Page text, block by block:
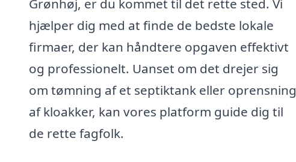
Grønhøj, er du kommet til det rette sted. Vi
hjælper dig med at finde de bedste lokale
firmaer, der kan håndtere opgaven effektivt
og professionelt. Uanset om det drejer sig
om tømning af et septiktank eller oprensning
af kloakker, kan vores platform guide dig til
de rette fagfolk.